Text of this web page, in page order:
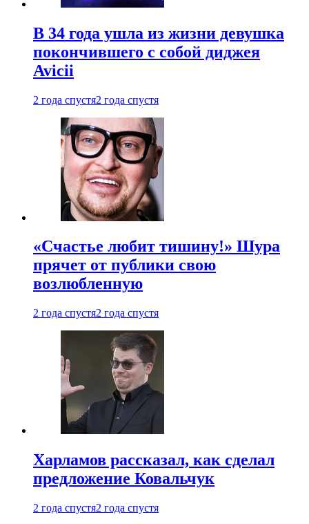
В 34 года ушла из жизни девушка
покончившего с собой диджея
Avicii
2 года спустя2 года спустя
«Счастье любит тишину!» Шура
прячет от публики свою
возлюбленную
2 года спустя2 года спустя
Харламов рассказал, как сделал
предложение Ковальчук
2 года спустя2 года спустя